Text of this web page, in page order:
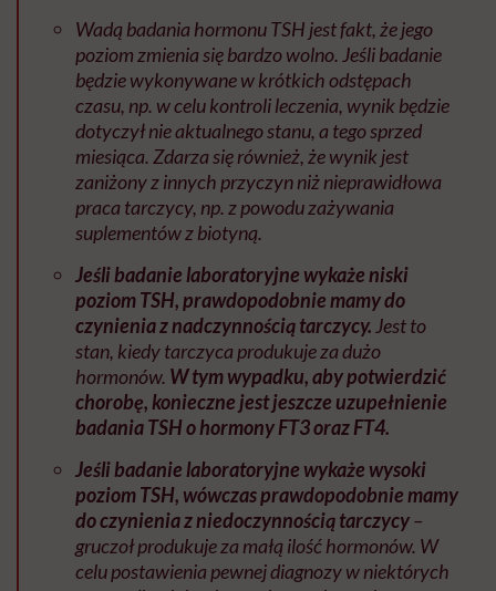
Wadą badania hormonu TSH jest fakt, że jego
poziom zmienia się bardzo wolno. Jeśli badanie
będzie wykonywane w krótkich odstępach
czasu, np. w celu kontroli leczenia, wynik będzie
dotyczył nie aktualnego stanu, a tego sprzed
miesiąca. Zdarza się również, że wynik jest
zaniżony z innych przyczyn niż nieprawidłowa
praca tarczycy, np. z powodu zażywania
suplementów z biotyną.
Jeśli badanie laboratoryjne wykaże niski
poziom TSH, prawdopodobnie mamy do
czynienia z nadczynnością tarczycy. Jest to
stan, kiedy tarczyca produkuje za dużo
hormonów. W tym wypadku, aby potwierdzić
chorobę, konieczne jest jeszcze uzupełnienie
badania TSH o hormony FT3 oraz FT4.
Jeśli badanie laboratoryjne wykaże wysoki
poziom TSH, wówczas prawdopodobnie mamy
do czynienia z niedoczynnością tarczycy–
gruczoł produkuje za małą ilość hormonów. W
celu postawienia pewnej diagnozy w niektórych